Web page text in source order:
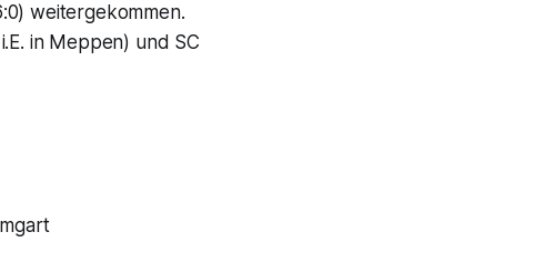
weitergekommen.
in Meppen) und SC